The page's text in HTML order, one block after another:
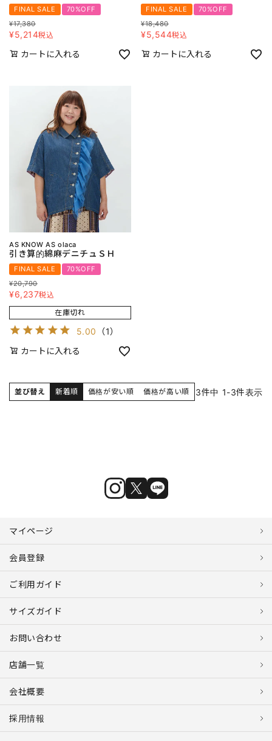
FINAL SALE
70%OFF
¥17,380
¥5,214税込
カートに入れる
FINAL SALE
70%OFF
¥18,480
¥5,544税込
カートに入れる
AS KNOW AS olaca
引き算的綿麻デニチュＳＨ
FINAL SALE
70%OFF
¥20,790
¥6,237税込
在庫切れ
5.00 （1）
カートに入れる
並び替え 新着順 価格が安い順 価格が高い順 3件中 1-3件表示
マイページ
会員登録
ご利用ガイド
サイズガイド
お問い合わせ
店舗一覧
会社概要
採用情報